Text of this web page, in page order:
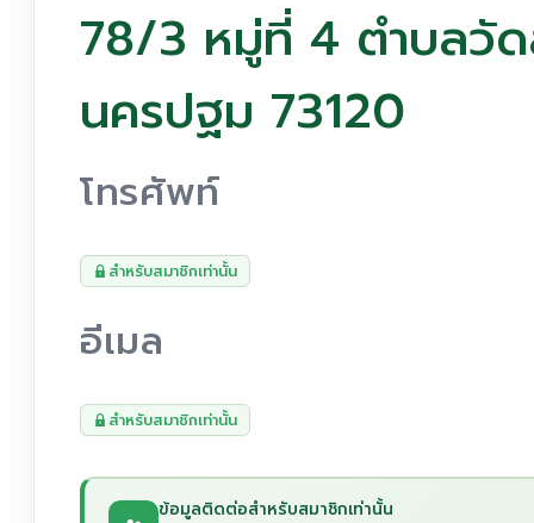
78/3 หมู่ที่ 4 ตำบลวัด
นครปฐม 73120
โทรศัพท์
สำหรับสมาชิกเท่านั้น
อีเมล
สำหรับสมาชิกเท่านั้น
ข้อมูลติดต่อสำหรับสมาชิกเท่านั้น